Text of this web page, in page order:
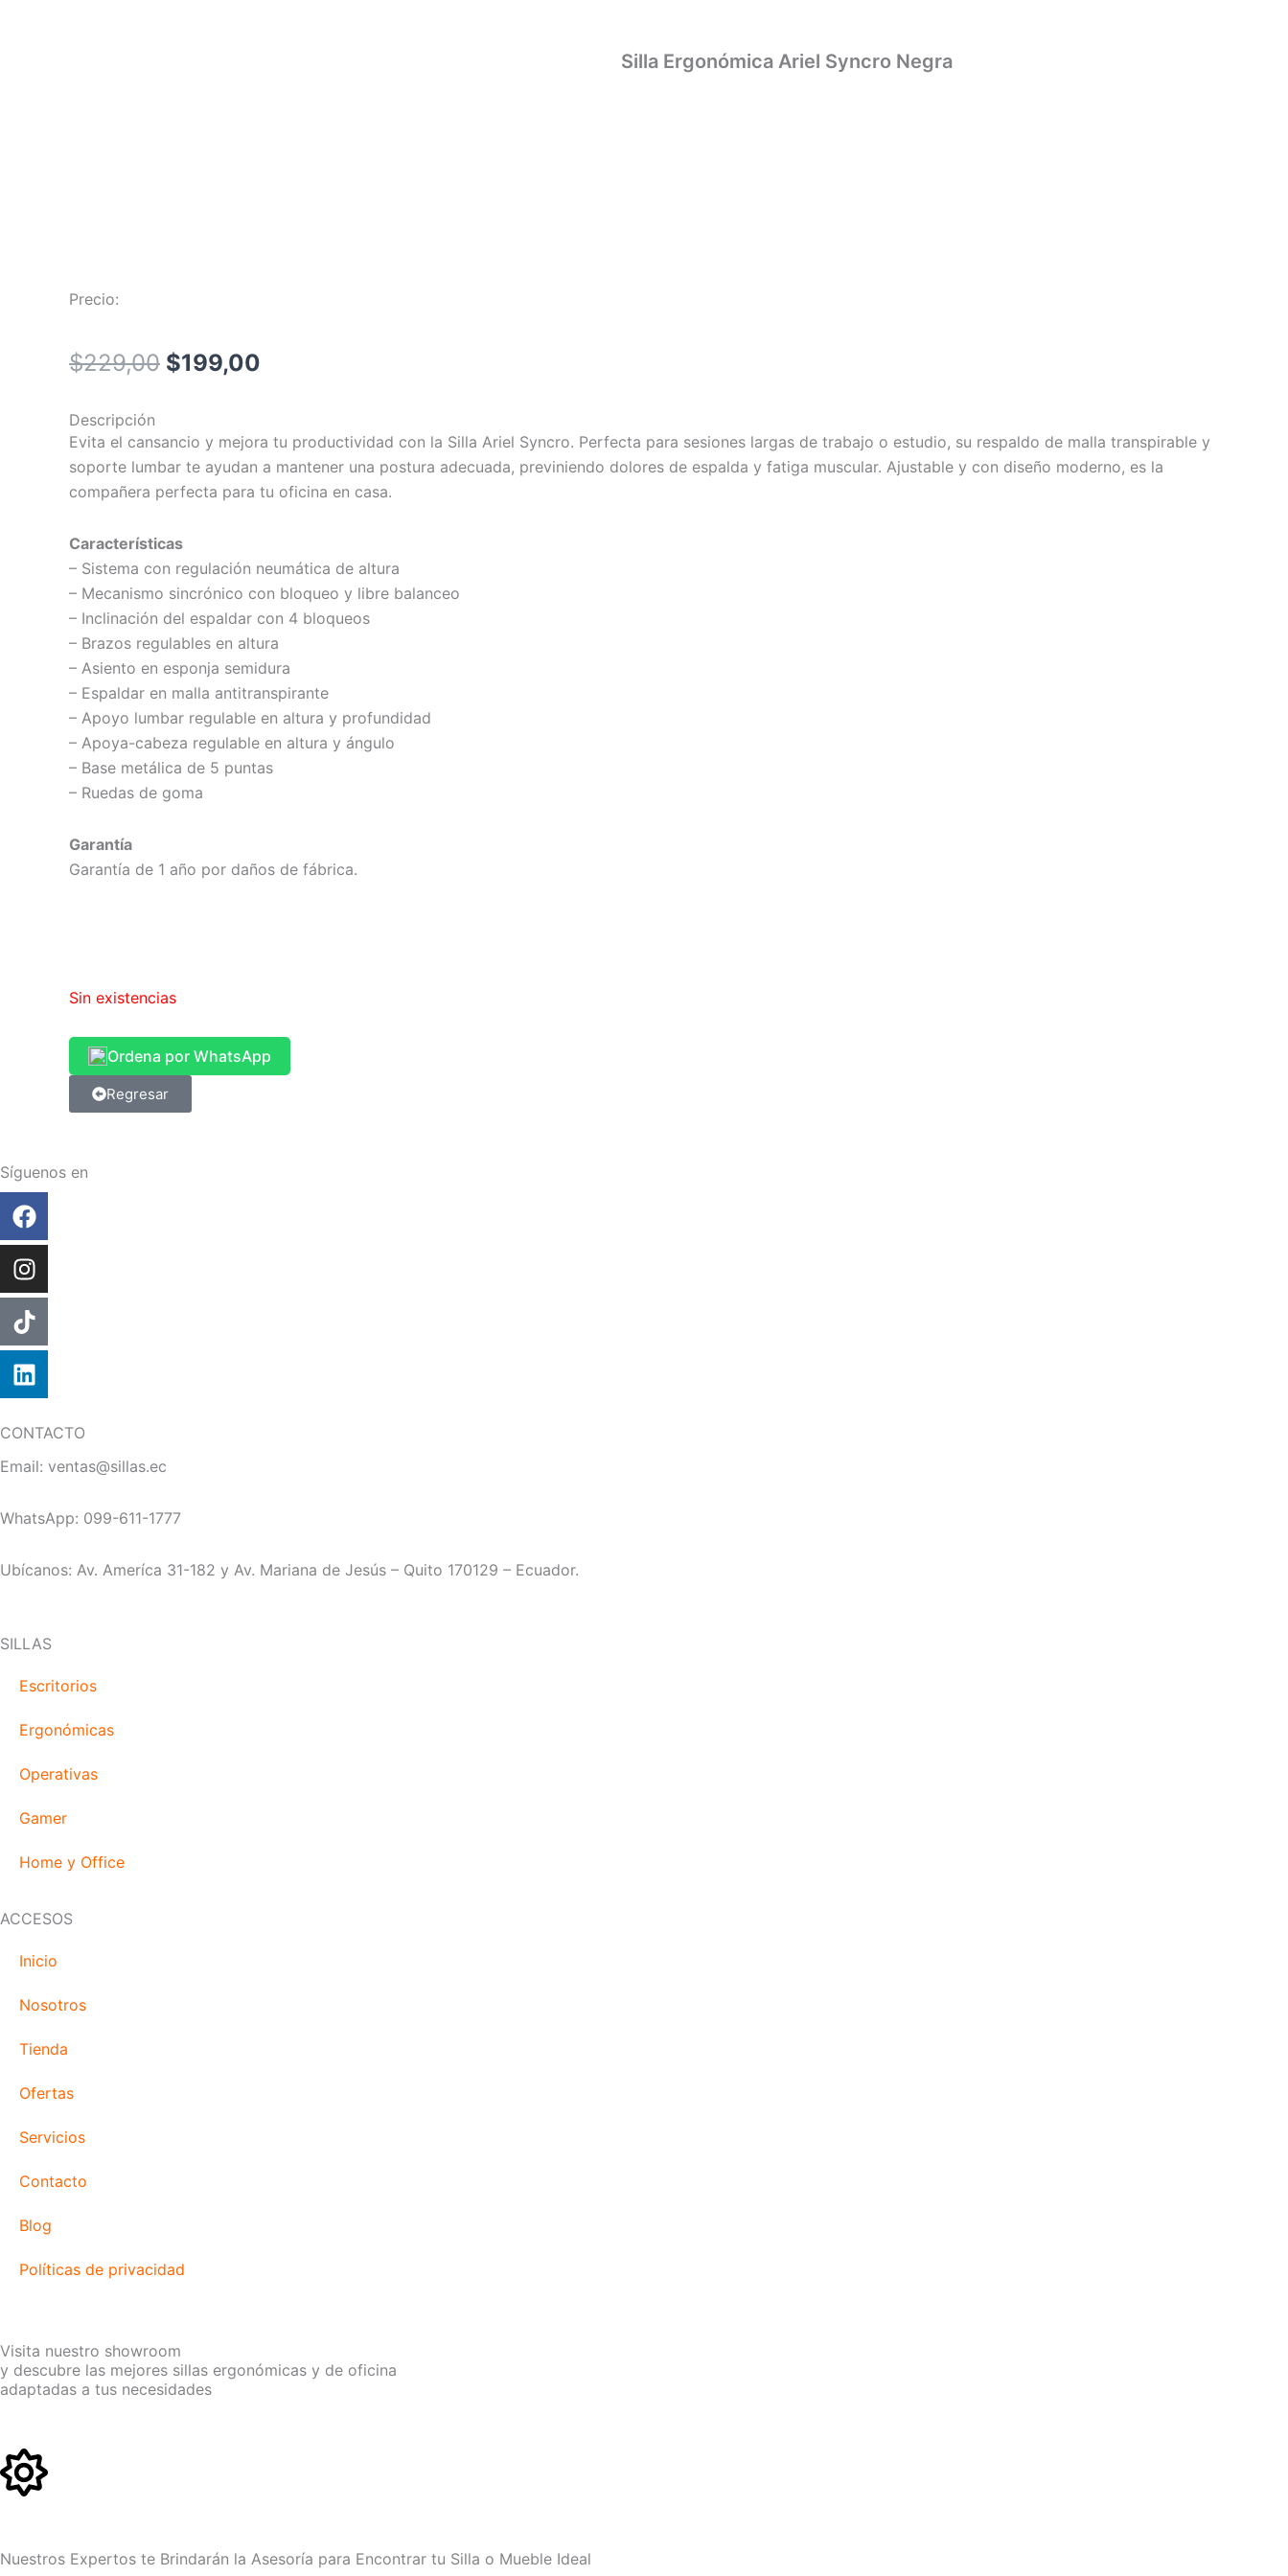
Silla Ergonómica Ariel Syncro Negra
Precio:
$229,00 El
original
era:
$199,00
actual
es:
Descripción
Evita el cansancio y mejora tu productividad con la Silla Ariel Syncro. Perfecta para sesiones largas de trabajo o estudio, su respaldo de malla transpirable y
soporte lumbar te ayudan a mantener una postura adecuada, previniendo dolores de espalda y fatiga muscular. Ajustable y con diseño moderno, es la
compañera perfecta para tu oficina en casa.
Características
– Sistema con regulación neumática de altura
– Mecanismo sincrónico con bloqueo y libre balanceo
– Inclinación del espaldar con 4 bloqueos
– Brazos regulables en altura
– Asiento en esponja semidura
– Espaldar en malla antitranspirante
– Apoyo lumbar regulable en altura y profundidad
– Apoya-cabeza regulable en altura y ángulo
– Base metálica de 5 puntas
– Ruedas de goma
Garantía
Garantía de 1 año por daños de fábrica.
Sin existencias
Ordena por WhatsApp
Regresar
Síguenos en
Facebook
Instagram
Tiktok
Linkedin
CONTACTO
Email: ventas@sillas.ec
WhatsApp: 099-611-1777
Ubícanos: Av. Ameríca 31-182 y Av. Mariana de Jesús – Quito 170129 – Ecuador.
SILLAS
Escritorios
Ergonómicas
Operativas
Gamer
Home y Office
ACCESOS
Inicio
Nosotros
Tienda
Ofertas
Servicios
Contacto
Blog
Políticas de privacidad
Visita nuestro showroom
y descubre las mejores sillas ergonómicas y de oficina
adaptadas a tus necesidades
Nuestros Expertos te Brindarán la Asesoría para Encontrar tu Silla o Mueble Ideal